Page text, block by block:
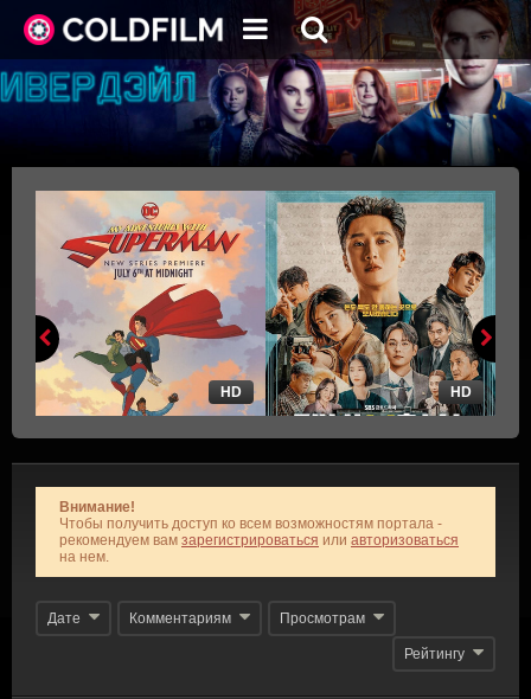
HD HD
Внимание!
Чтобы получить доступ ко всем возможностям портала -
рекомендуем вам зарегистрироваться или авторизоваться
на нем.
Дате Комментариям Просмотрам
Рейтингу